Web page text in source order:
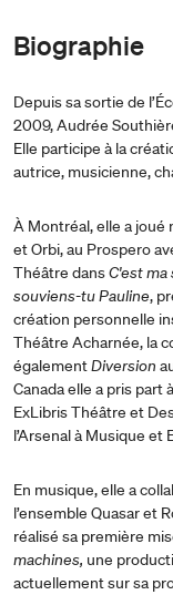
Biographie
Depuis sa sortie de
2009, Audrée
Elle participe à la
autrice, musicienne,
À Montréal, elle a joué
et Orbi, au Prospero
Théâtre dansC'est
souviens-tu Pauline,
création personnelle
Théâtre Acharnée, la
égalementDiversion
Canada elle a pris part
ExLibris Théâtre et
l’Arsenal à Musique et
En musique, elle a
l’ensemble Quasar et
réalisé sa première
machines, une
actuellement sur sa